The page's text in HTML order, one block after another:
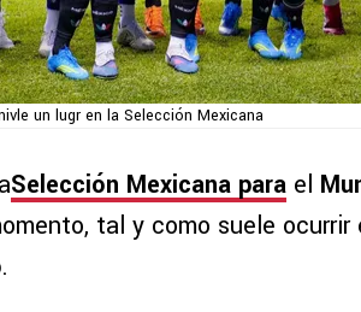
un lugr en la Selección Mexicana
Selección Mexicana para el
tal y como suele
.